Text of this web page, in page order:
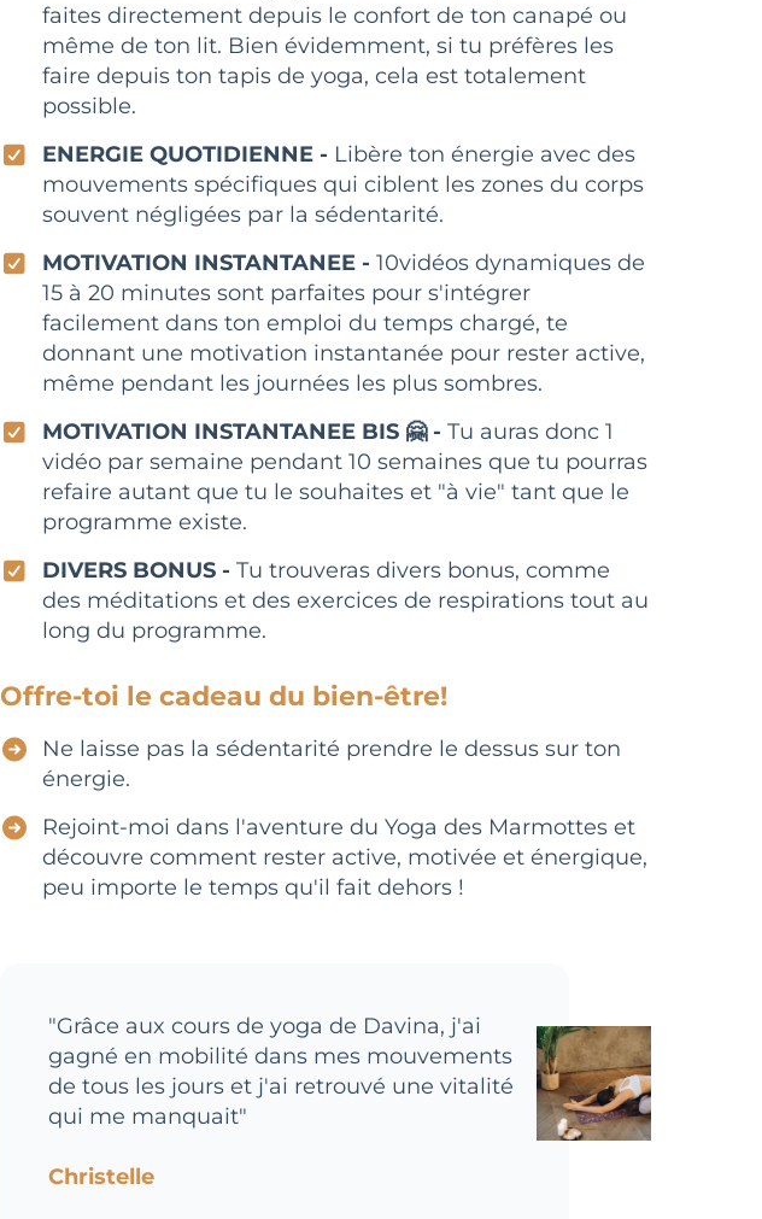
faites directement depuis le confort de ton canapé ou
même de ton lit. Bien évidemment, si tu préfères les
faire depuis ton tapis de yoga, cela est totalement
possible.
ENERGIE QUOTIDIENNE - Libère ton énergie avec des
mouvements spécifiques qui ciblent les zones du corps
souvent négligées par la sédentarité.
MOTIVATION INSTANTANEE - 10vidéos dynamiques de
15 à 20 minutes sont parfaites pour s'intégrer
facilement dans ton emploi du temps chargé, te
donnant une motivation instantanée pour rester active,
même pendant les journées les plus sombres.
MOTIVATION INSTANTANEE BIS 🤗 - Tu auras donc 1
vidéo par semaine pendant 10 semaines que tu pourras
refaire autant que tu le souhaites et "à vie" tant que le
programme existe.
DIVERS BONUS - Tu trouveras divers bonus, comme
des méditations et des exercices de respirations tout au
long du programme.
Offre-toi le cadeau du bien-être!
Ne laisse pas la sédentarité prendre le dessus sur ton
énergie.
Rejoint-moi dans l'aventure du Yoga des Marmottes et
découvre comment rester active, motivée et énergique,
peu importe le temps qu'il fait dehors !
"Grâce aux cours de yoga de Davina, j'ai
gagné en mobilité dans mes mouvements
de tous les jours et j'ai retrouvé une vitalité
qui me manquait"
Christelle